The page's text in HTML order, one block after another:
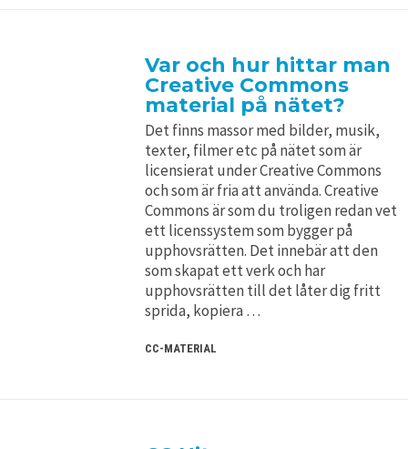
Var och hur hittar man
Creative Commons
material på nätet?
Det finns massor med bilder, musik,
texter, filmer etc på nätet som är
licensierat under Creative Commons
och som är fria att använda. Creative
Commons är som du troligen redan vet
ett licenssystem som bygger på
upphovsrätten. Det innebär att den
som skapat ett verk och har
upphovsrätten till det låter dig fritt
sprida, kopiera …
CC-MATERIAL